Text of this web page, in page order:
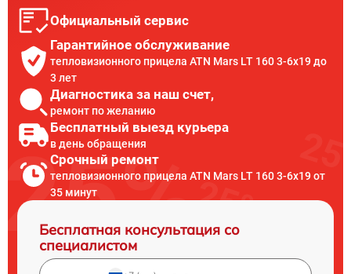
Официальный сервис
Гарантийное обслуживание
тепловизионного прицела ATN Mars LT 160 3-6x19 до
3 лет
Диагностика за наш счет,
ремонт по желанию
Бесплатный выезд курьера
в день обращения
Срочный ремонт
тепловизионного прицела ATN Mars LT 160 3-6x19 от
35 минут
Бесплатная консультация со
специалистом